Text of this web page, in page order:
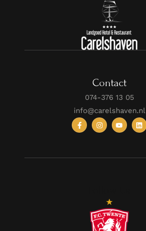
Contact
074-376 13 05
info@carelshaven.nl